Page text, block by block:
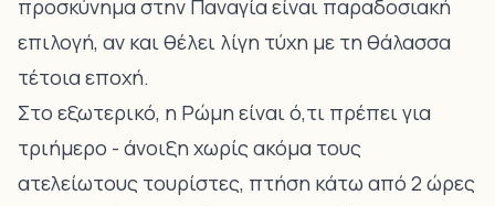
προσκύνημα στην Παναγία είναι παραδοσιακή
επιλογή, αν και θέλει λίγη τύχη με τη θάλασσα
τέτοια εποχή.
Στο εξωτερικό, η Ρώμη είναι ό,τι πρέπει για
τριήμερο - άνοιξη χωρίς ακόμα τους
ατελείωτους τουρίστες, πτήση κάτω από 2 ώρες